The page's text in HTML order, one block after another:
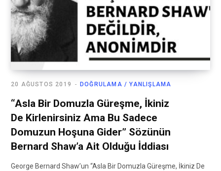
DOĞRULAMA / YANLIŞLAMA
20 AĞUSTOS 2019
“Asla Bir Domuzla Güreşme, İkiniz
De Kirlenirsiniz Ama Bu Sadece
Domuzun Hoşuna Gider” Sözünün
Bernard Shaw’a Ait Olduğu İddiası
George Bernard Shaw’un “Asla Bir Domuzla Güreşme, İkiniz De